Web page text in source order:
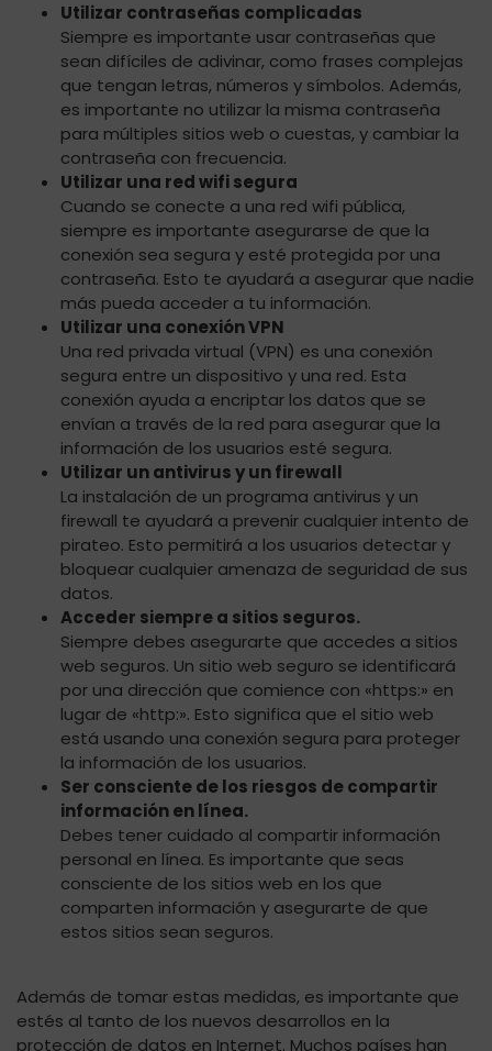
Utilizar contraseñas complicadas
Siempre es importante usar contraseñas que
sean difíciles de adivinar, como frases complejas
que tengan letras, números y símbolos. Además,
es importante no utilizar la misma contraseña
para múltiples sitios web o cuestas, y cambiar la
contraseña con frecuencia.
Utilizar una red wifi segura
Cuando se conecte a una red wifi pública,
siempre es importante asegurarse de que la
conexión sea segura y esté protegida por una
contraseña. Esto te ayudará a asegurar que nadie
más pueda acceder a tu información.
Utilizar una conexión VPN
Una red privada virtual (VPN) es una conexión
segura entre un dispositivo y una red. Esta
conexión ayuda a encriptar los datos que se
envían a través de la red para asegurar que la
información de los usuarios esté segura.
Utilizar un antivirus y un firewall
La instalación de un programa antivirus y un
firewall te ayudará a prevenir cualquier intento de
pirateo. Esto permitirá a los usuarios detectar y
bloquear cualquier amenaza de seguridad de sus
datos.
Acceder siempre a sitios seguros.
Siempre debes asegurarte que accedes a sitios
web seguros. Un sitio web seguro se identificará
por una dirección que comience con «https:» en
lugar de «http:». Esto significa que el sitio web
está usando una conexión segura para proteger
la información de los usuarios.
Ser consciente de los riesgos de compartir
información en línea.
Debes tener cuidado al compartir información
personal en línea. Es importante que seas
consciente de los sitios web en los que
comparten información y asegurarte de que
estos sitios sean seguros.
Además de tomar estas medidas, es importante que
estés al tanto de los nuevos desarrollos en la
protección de datos en Internet. Muchos países han